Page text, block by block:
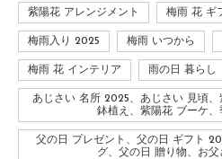
紫陽花 アレンジメント 梅雨 花 ギ
梅雨入り 2025 梅雨 いつから
梅雨 花 インテリア 雨の日 暮らし
あじさい 名所 2025、あじさい 見頃
鉢植え、紫陽花 ブーケ、
父の日 プレゼント、父の日 ギフト
グ、父の日 贈り物、お父